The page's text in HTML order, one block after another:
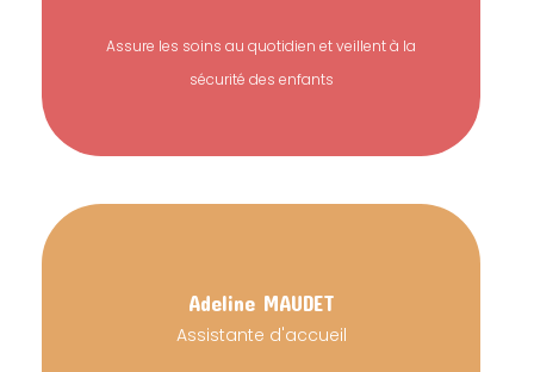
Assure les soins au quotidien et veillent à la
sécurité des enfants
AdelineMAUDET
Assistante d'accueil